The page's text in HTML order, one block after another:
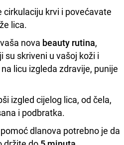
krvi i povećavate
lica.
nova beauty rutina,
su skriveni u vašoj koži i
licu izgleda zdravije, punije
izgled cijelog lica, od čela,
i podbratka.
dlanova potrebno je da